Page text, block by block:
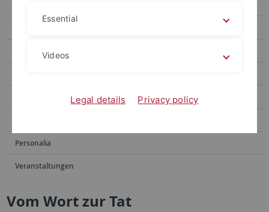
Publikationen
Personalia
Veranstaltungen
Vom Wort zur Tat
Essential
Videos
Legal details Privacy policy